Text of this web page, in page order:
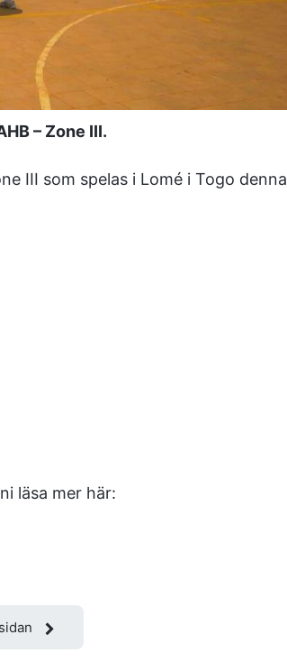
– Zone III.
III som spelas i Lomé i Togo denna
läsa mer här: